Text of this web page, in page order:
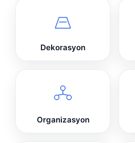
Dekorasyon
Organizasyon